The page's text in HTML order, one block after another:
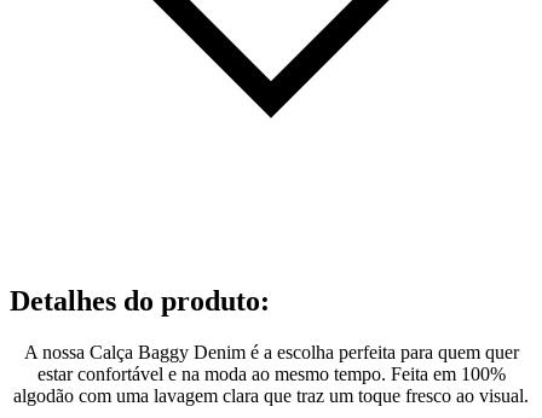
Detalhes do produto:
A nossa Calça Baggy Denim é a escolha perfeita para quem quer
estar confortável e na moda ao mesmo tempo. Feita em 100%
algodão com uma lavagem clara que traz um toque fresco ao visual.